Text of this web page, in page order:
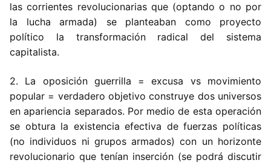
las corrientes revolucionarias que (optando o no por
la lucha armada) se planteaban como proyecto
político la transformación radical del sistema
capitalista.
2. La oposición guerrilla = excusa vs movimiento
popular = verdadero objetivo construye dos universos
en apariencia separados. Por medio de esta operación
se obtura la existencia efectiva de fuerzas políticas
(no individuos ni grupos armados) con un horizonte
revolucionario que tenían inserción (se podrá discutir